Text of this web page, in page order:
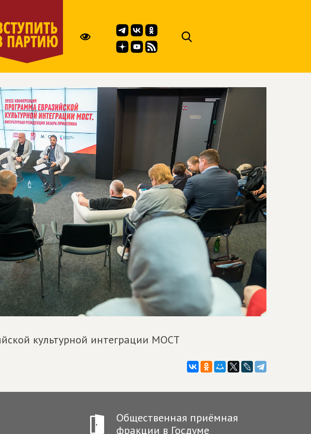
культурной интеграции МОСТ
Общественная приёмная
фракции в Госдуме